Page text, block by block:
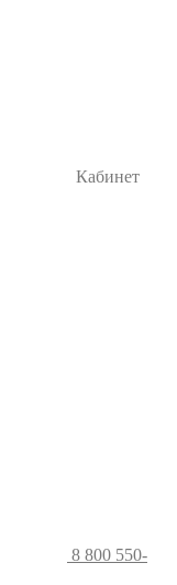
Кабинет
8 800 550-